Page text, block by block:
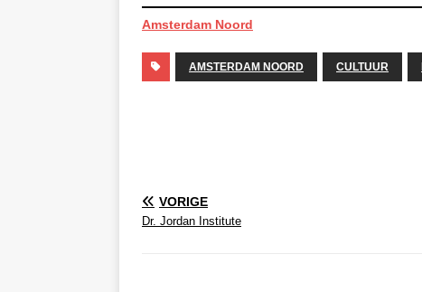
Amsterdam Noord
AMSTERDAM NOORD CULTUUR
VORIGE
Dr. Jordan Institute